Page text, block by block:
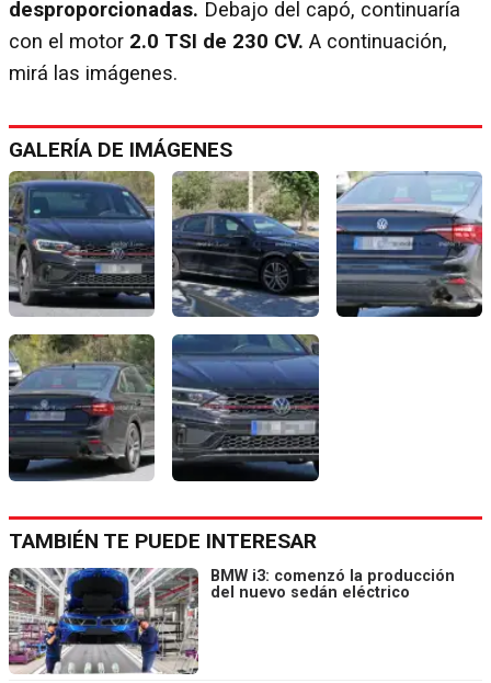
desproporcionadas. Debajo del capó, continuaría
con el motor 2.0 TSI de 230 CV. A continuación,
mirá las imágenes.
GALERÍA DE IMÁGENES
TAMBIÉN TE PUEDE INTERESAR
BMW i3: comenzó la producción
del nuevo sedán eléctrico